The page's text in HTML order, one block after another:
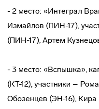
- 2 место: «Интеграл
Измайлов (ПИН-17),
(ПИН-17), Артем
- 3 место: «Вспышка»,
(КТ-12), участники –
Обозенцев (ЭН-16), Кира